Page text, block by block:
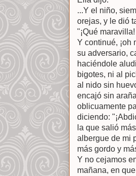
...Y el niño,
orejas, y le dió
"¡Qué
Y continué, ¡oh
su adversario,
haciéndole
bigotes, ni al
al nido sin
encajó sin
oblicuamente
diciendo:
la que salió
albergue de mi
más gordo y
Y no cejamos
mañana, en